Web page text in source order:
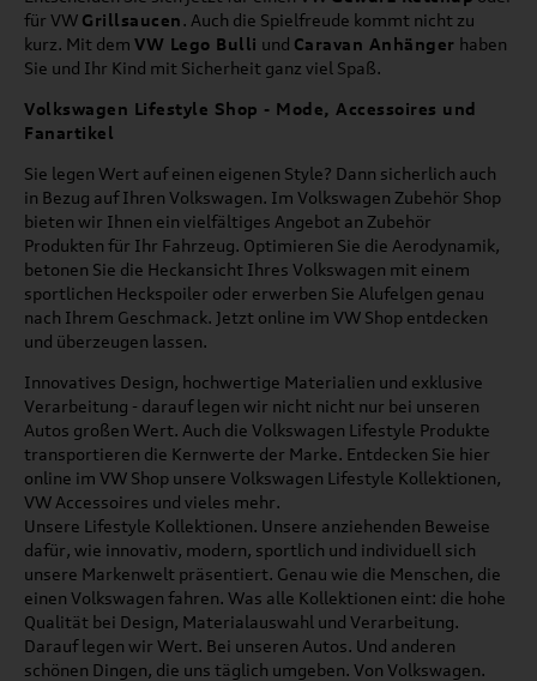
für VW Grillsaucen. Auch die Spielfreude kommt nicht zu
kurz. Mit dem VW Lego Bulli und Caravan Anhänger haben
Sie und Ihr Kind mit Sicherheit ganz viel Spaß.
Volkswagen Lifestyle Shop - Mode, Accessoires und
Fanartikel
Sie legen Wert auf einen eigenen Style? Dann sicherlich auch
in Bezug auf Ihren Volkswagen. Im Volkswagen Zubehör Shop
bieten wir Ihnen ein vielfältiges Angebot an Zubehör
Produkten für Ihr Fahrzeug. Optimieren Sie die Aerodynamik,
betonen Sie die Heckansicht Ihres Volkswagen mit einem
sportlichen Heckspoiler oder erwerben Sie Alufelgen genau
nach Ihrem Geschmack. Jetzt online im VW Shop entdecken
und überzeugen lassen.
Innovatives Design, hochwertige Materialien und exklusive
Verarbeitung - darauf legen wir nicht nicht nur bei unseren
Autos großen Wert. Auch die Volkswagen Lifestyle Produkte
transportieren die Kernwerte der Marke. Entdecken Sie hier
online im VW Shop unsere Volkswagen Lifestyle Kollektionen,
VW Accessoires und vieles mehr.
Unsere Lifestyle Kollektionen. Unsere anziehenden Beweise
dafür, wie innovativ, modern, sportlich und individuell sich
unsere Markenwelt präsentiert. Genau wie die Menschen, die
einen Volkswagen fahren. Was alle Kollektionen eint: die hohe
Qualität bei Design, Materialauswahl und Verarbeitung.
Darauf legen wir Wert. Bei unseren Autos. Und anderen
schönen Dingen, die uns täglich umgeben. Von Volkswagen.